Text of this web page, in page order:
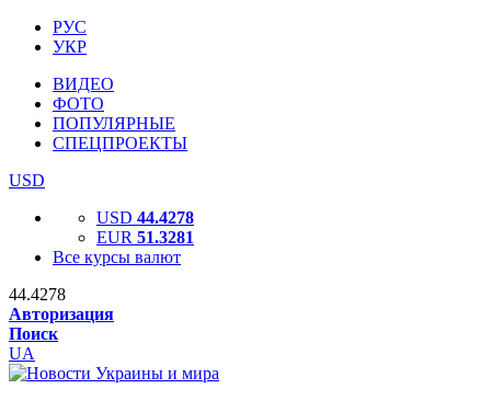
РУС
УКР
ВИДЕО
ФОТО
ПОПУЛЯРНЫЕ
СПЕЦПРОЕКТЫ
USD
USD 44.4278
EUR 51.3281
Все курсы валют
44.4278
Авторизация
Поиск
UA